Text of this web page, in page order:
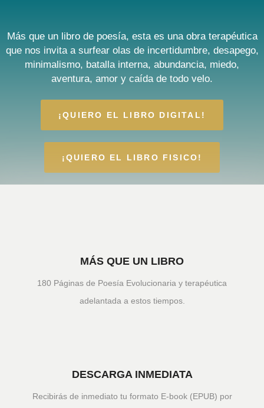
Más que un libro de poesía, esta es una obra terapéutica
quenos invita a surfear olas de incertidumbre, desapego,
minimalismo, batalla interna, abundancia, miedo,
aventura, amor y caída de todo velo.
¡QUIERO EL LIBRO DIGITAL!
¡QUIERO EL LIBRO FISICO!
MÁS QUE UN LIBRO
180 Páginas de Poesía Evolucionaria y terapéutica
adelantada a estos tiempos.
DESCARGA INMEDIATA
Recibirás de inmediato tu formato E-book (EPUB) por